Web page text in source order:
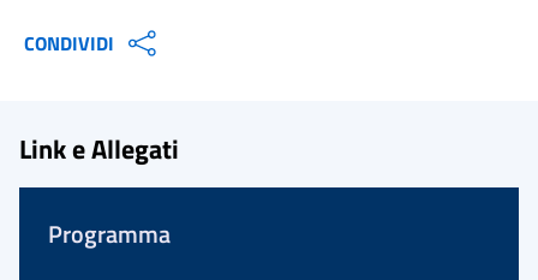
CONDIVIDI
Link e Allegati
Programma